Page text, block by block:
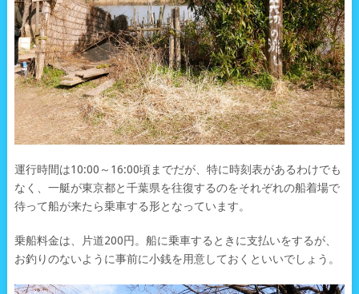
運行時間は10:00～16:00頃までだが、特に時刻表があるわけでも
なく、一艇が東京都と千葉県を往復するのをそれぞれの船着場で
待って船が来たら乗車する形となっています。
乗船料金は、片道200円。船に乗車するときに支払いをするが、
お釣りのないように事前に小銭を用意しておくといいでしょう。